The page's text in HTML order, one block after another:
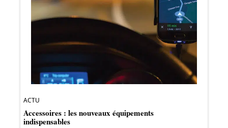
ACTU
Accessoires : les nouveaux équipements
indispensables